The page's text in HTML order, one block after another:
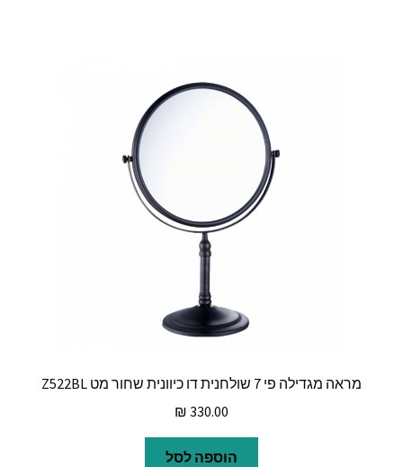
מראה מגדילה פי 7 שולחנית דו כיוונית שחור מט Z522BL
₪ 330.00
הוספה לסל